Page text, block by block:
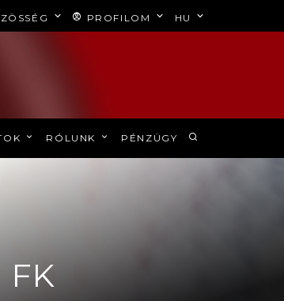
PROFILOM HU
RÓLUNK PÉNZÜGY
FK